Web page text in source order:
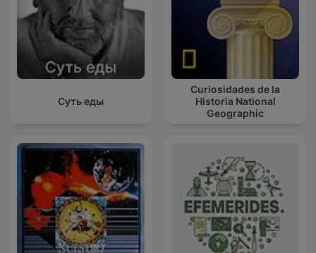
Суть еды
Curiosidades de la
Historia National
Geographic